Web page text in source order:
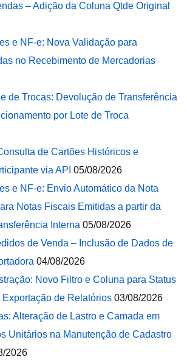
– Adição da Coluna Qtde Original
e NF-e: Nova Validação para
no Recebimento de Mercadorias
de Trocas: Devolução de Transferência
por Lote de Troca
de Cartões Históricos e
via API 05/08/2026
e NF-e: Envio Automático da Nota
Notas Fiscais Emitidas a partir da
Interna 05/08/2026
de Venda – Inclusão de Dados de
04/08/2026
Novo Filtro e Coluna para Status
de Relatórios 03/08/2026
Alteração de Lastro e Camada em
Unitários na Manutenção de Cadastro
2026